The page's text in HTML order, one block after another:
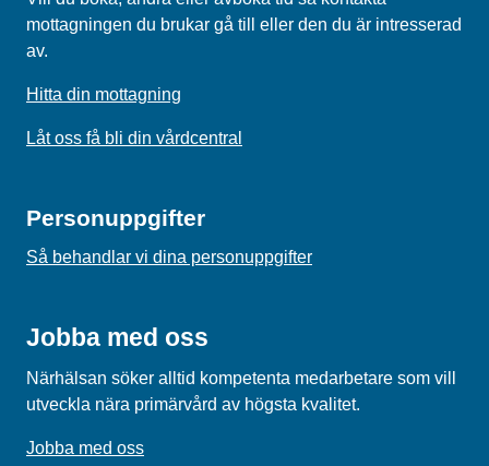
mottagningen du brukar gå till eller den du är intresserad
av.
Hitta din mottagning
Låt oss få bli din vårdcentral
Personuppgifter
Så behandlar vi dina personuppgifter
Jobba med oss
Närhälsan söker alltid kompetenta medarbetare som vill
utveckla nära primärvård av högsta kvalitet.
Jobba med oss